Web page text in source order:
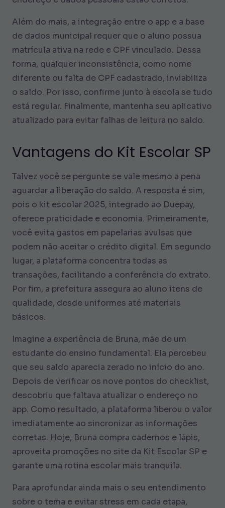
Além do mais, a integração entre o app e a base
de dados municipal requer que o aluno possua
matrícula ativa na rede e CPF vinculado. Dessa
forma, qualquer inconsistência, como nome
diferente ou falta de CPF cadastrado, inviabiliza
o saldo. Por isso, confirme junto à escola se tudo
está regular. Finalmente, mantenha seu aplicativo
atualizado para evitar falhas de leitura no saldo.
Vantagens do Kit Escolar SP
Talvez você se pergunte se vale mesmo a pena
aguardar a liberação do saldo. A resposta é sim,
pois o kit escolar 2025, integrado ao Duepay,
oferece praticidade e economia. Primeiramente,
você evita gastos em papelarias avulsas que
podem não aceitar o crédito digital. Em segundo
lugar, a plataforma concentra todas as
transações, facilitando a conferência do extrato.
Por fim, a prefeitura assegura ao aluno itens de
qualidade, desde uniformes até materiais
básicos.
Imagine a experiência de Bruna, mãe de um
estudante do ensino fundamental. Ela percebeu
que seu saldo aparecia zerado no início do ano.
Depois de verificar os nove pontos do checklist,
descobriu que faltava atualizar o endereço no
app. Como resultado, a plataforma liberou o valor
imediatamente ao sincronizar as informações
corretas. Hoje, Bruna compra cadernos e lápis,
aproveita promoções no site da Kit Escolar SP e
garante uma rotina escolar mais tranquila.
Para aprofundar ainda mais o seu entendimento
sobre o tema e evitar stress em cada etapa,